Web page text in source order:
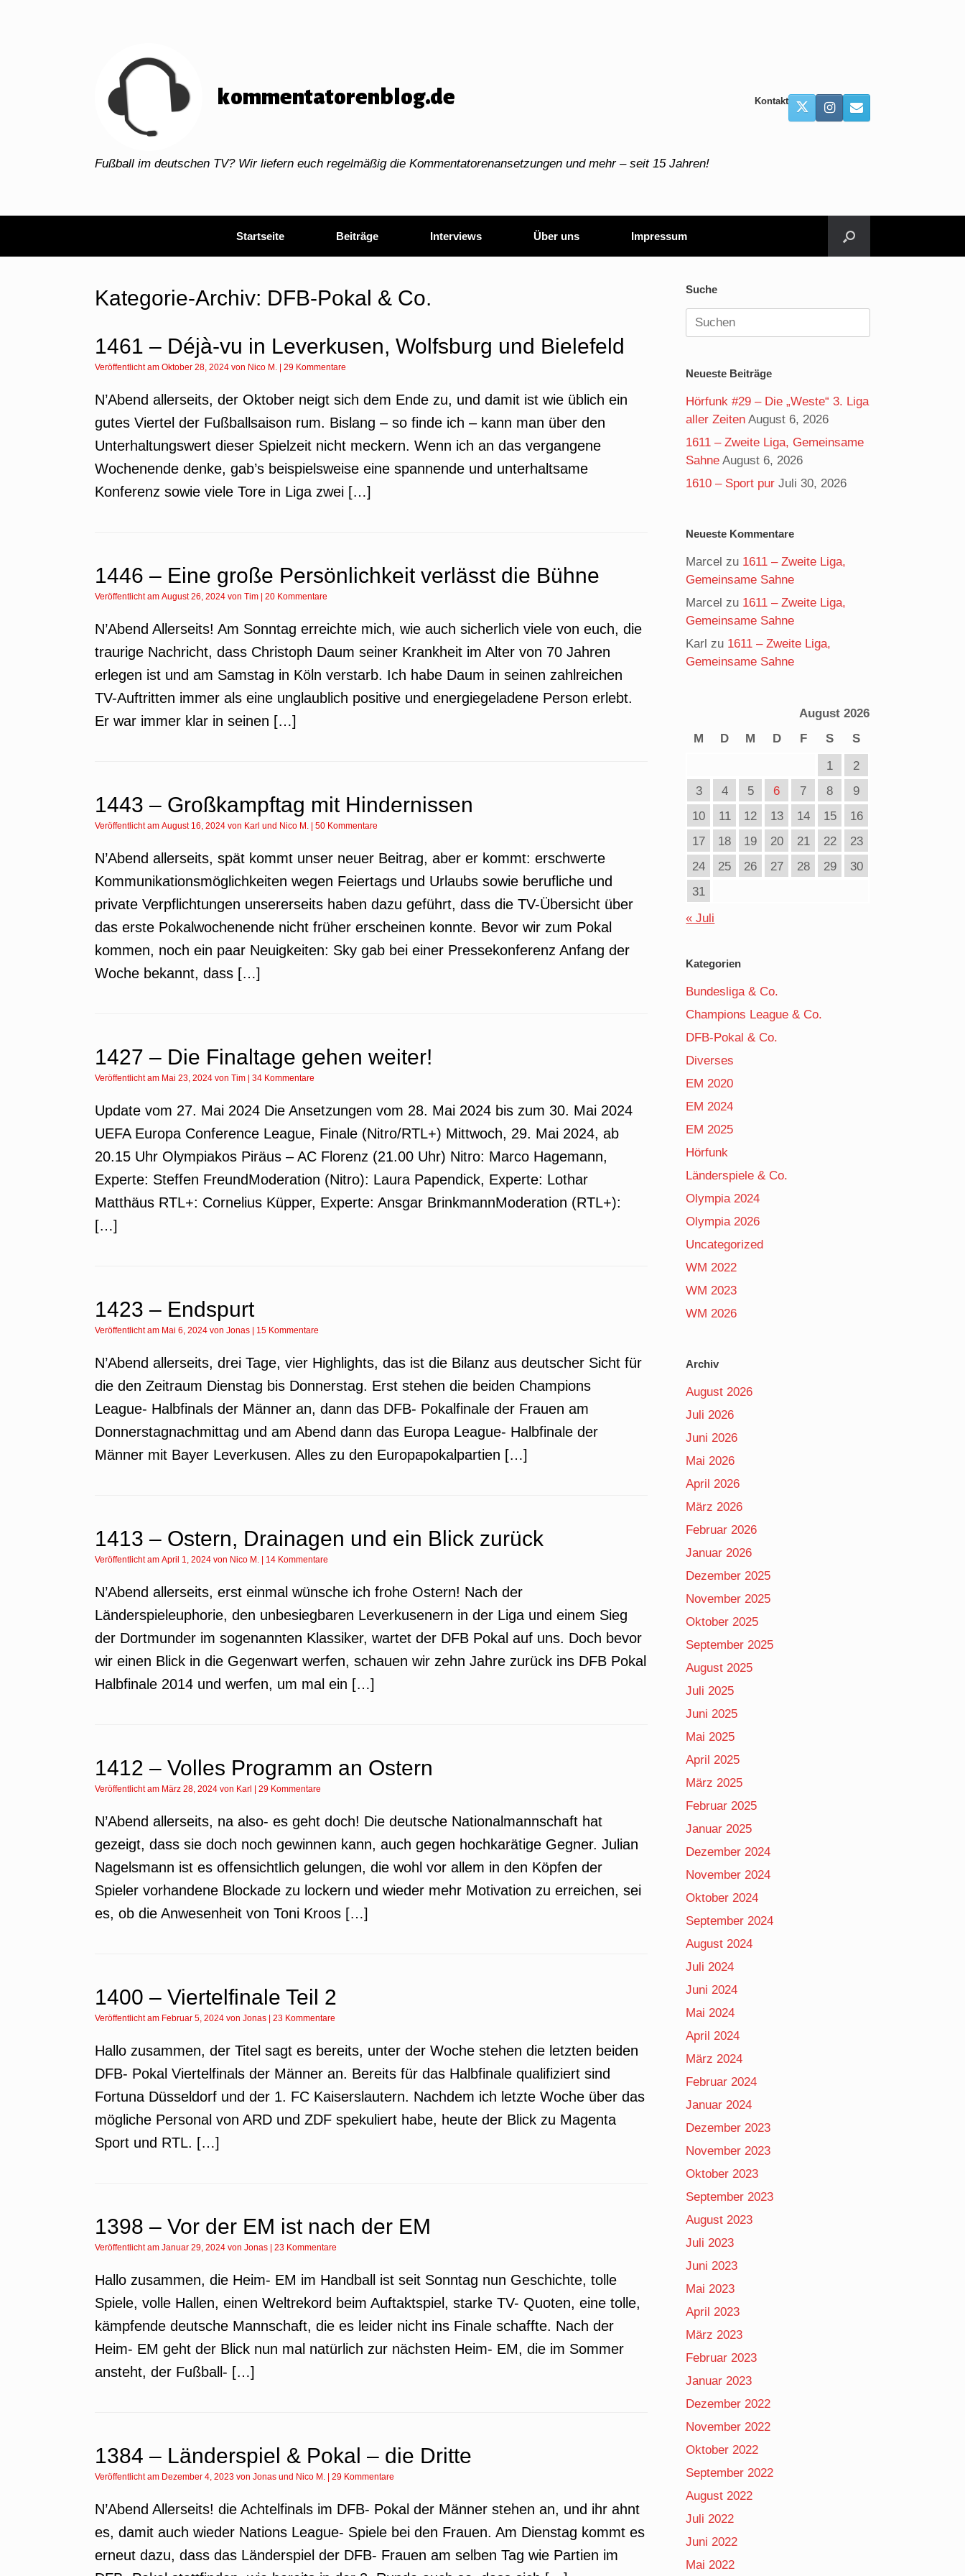
kommentatorenblog.de
Fußball im deutschen TV? Wir liefern euch regelmäßig die Kommentatorenansetzungen und mehr – seit 15 Jahren!
Kontakt
Startseite Beiträge Interviews Über uns Impressum
Kategorie-Archiv: DFB-Pokal & Co.
1461 – Déjà-vu in Leverkusen, Wolfsburg und Bielefeld
Veröffentlicht am Oktober 28, 2024 von Nico M. 29 Kommentare
N’Abend allerseits, der Oktober neigt sich dem Ende zu, und damit ist wie üblich ein
gutes Viertel der Fußballsaison rum. Bislang – so finde ich – kann man über den
Unterhaltungswert dieser Spielzeit nicht meckern. Wenn ich an das vergangene
Wochenende denke, gab’s beispielsweise eine spannende und unterhaltsame
Konferenz sowie viele Tore in Liga zwei […]
1446 – Eine große Persönlichkeit verlässt die Bühne
Veröffentlicht am August 26, 2024 von Tim 20 Kommentare
N’Abend Allerseits! Am Sonntag erreichte mich, wie auch sicherlich viele von euch, die
traurige Nachricht, dass Christoph Daum seiner Krankheit im Alter von 70 Jahren
erlegen ist und am Samstag in Köln verstarb. Ich habe Daum in seinen zahlreichen
TV-Auftritten immer als eine unglaublich positive und energiegeladene Person erlebt.
Er war immer klar in seinen […]
1443 – Großkampftag mit Hindernissen
Veröffentlicht am August 16, 2024 von Karl und Nico M. 50 Kommentare
N’Abend allerseits, spät kommt unser neuer Beitrag, aber er kommt: erschwerte
Kommunikationsmöglichkeiten wegen Feiertags und Urlaubs sowie berufliche und
private Verpflichtungen unsererseits haben dazu geführt, dass die TV-Übersicht über
das erste Pokalwochenende nicht früher erscheinen konnte. Bevor wir zum Pokal
kommen, noch ein paar Neuigkeiten: Sky gab bei einer Pressekonferenz Anfang der
Woche bekannt, dass […]
1427 – Die Finaltage gehen weiter!
Veröffentlicht am Mai 23, 2024 von Tim 34 Kommentare
Update vom 27. Mai 2024 Die Ansetzungen vom 28. Mai 2024 bis zum 30. Mai 2024
UEFA Europa Conference League, Finale (Nitro/RTL+) Mittwoch, 29. Mai 2024, ab
20.15 Uhr Olympiakos Piräus – AC Florenz (21.00 Uhr) Nitro: Marco Hagemann,
Experte: Steffen FreundModeration (Nitro): Laura Papendick, Experte: Lothar
Matthäus RTL+: Cornelius Küpper, Experte: Ansgar BrinkmannModeration (RTL+):
[…]
1423 – Endspurt
Veröffentlicht am Mai 6, 2024 von Jonas 15 Kommentare
N’Abend allerseits, drei Tage, vier Highlights, das ist die Bilanz aus deutscher Sicht für
die den Zeitraum Dienstag bis Donnerstag. Erst stehen die beiden Champions
League- Halbfinals der Männer an, dann das DFB- Pokalfinale der Frauen am
Donnerstagnachmittag und am Abend dann das Europa League- Halbfinale der
Männer mit Bayer Leverkusen. Alles zu den Europapokalpartien […]
1413 – Ostern, Drainagen und ein Blick zurück
Veröffentlicht am April 1, 2024 von Nico M. 14 Kommentare
N’Abend allerseits, erst einmal wünsche ich frohe Ostern! Nach der
Länderspieleuphorie, den unbesiegbaren Leverkusenern in der Liga und einem Sieg
der Dortmunder im sogenannten Klassiker, wartet der DFB Pokal auf uns. Doch bevor
wir einen Blick in die Gegenwart werfen, schauen wir zehn Jahre zurück ins DFB Pokal
Halbfinale 2014 und werfen, um mal ein […]
1412 – Volles Programm an Ostern
Veröffentlicht am März 28, 2024 von Karl 29 Kommentare
N’Abend allerseits, na also- es geht doch! Die deutsche Nationalmannschaft hat
gezeigt, dass sie doch noch gewinnen kann, auch gegen hochkarätige Gegner. Julian
Nagelsmann ist es offensichtlich gelungen, die wohl vor allem in den Köpfen der
Spieler vorhandene Blockade zu lockern und wieder mehr Motivation zu erreichen, sei
es, ob die Anwesenheit von Toni Kroos […]
1400 – Viertelfinale Teil 2
Veröffentlicht am Februar 5, 2024 von Jonas 23 Kommentare
Hallo zusammen, der Titel sagt es bereits, unter der Woche stehen die letzten beiden
DFB- Pokal Viertelfinals der Männer an. Bereits für das Halbfinale qualifiziert sind
Fortuna Düsseldorf und der 1. FC Kaiserslautern. Nachdem ich letzte Woche über das
mögliche Personal von ARD und ZDF spekuliert habe, heute der Blick zu Magenta
Sport und RTL. […]
1398 – Vor der EM ist nach der EM
Veröffentlicht am Januar 29, 2024 von Jonas 23 Kommentare
Hallo zusammen, die Heim- EM im Handball ist seit Sonntag nun Geschichte, tolle
Spiele, volle Hallen, einen Weltrekord beim Auftaktspiel, starke TV- Quoten, eine tolle,
kämpfende deutsche Mannschaft, die es leider nicht ins Finale schaffte. Nach der
Heim- EM geht der Blick nun mal natürlich zur nächsten Heim- EM, die im Sommer
ansteht, der Fußball- […]
1384 – Länderspiel & Pokal – die Dritte
Veröffentlicht am Dezember 4, 2023 von Jonas und Nico M. 29 Kommentare
N’Abend Allerseits! die Achtelfinals im DFB- Pokal der Männer stehen an, und ihr ahnt
es, damit auch wieder Nations League- Spiele bei den Frauen. Am Dienstag kommt es
erneut dazu, dass das Länderspiel der DFB- Frauen am selben Tag wie Partien im
Suche
Suchen
nach:
Neueste Beiträge
Hörfunk #29 – Die „Weste“ 3. Liga
aller Zeiten August 6, 2026
1611 – Zweite Liga, Gemeinsame
Sahne August 6, 2026
1610 – Sport pur Juli 30, 2026
Neueste Kommentare
Marcel zu 1611 – Zweite Liga,
Gemeinsame Sahne
Marcel zu 1611 – Zweite Liga,
Gemeinsame Sahne
Karl zu 1611 – Zweite Liga,
Gemeinsame Sahne
August 2026
M
D M D F S
S
1
2
3
4 5 6 7 8
9
10
11 12 13 14 15
16
17
18 19 20 21 22
23
24
25 26 27 28 29
30
31
« Juli
Kategorien
Bundesliga & Co.
Champions League & Co.
DFB-Pokal & Co.
Diverses
EM 2020
EM 2024
EM 2025
Hörfunk
Länderspiele & Co.
Olympia 2024
Olympia 2026
Uncategorized
WM 2022
WM 2023
WM 2026
Archiv
August 2026
Juli 2026
Juni 2026
Mai 2026
April 2026
März 2026
Februar 2026
Januar 2026
Dezember 2025
November 2025
Oktober 2025
September 2025
August 2025
Juli 2025
Juni 2025
Mai 2025
April 2025
März 2025
Februar 2025
Januar 2025
Dezember 2024
November 2024
Oktober 2024
September 2024
August 2024
Juli 2024
Juni 2024
Mai 2024
April 2024
März 2024
Februar 2024
Januar 2024
Dezember 2023
November 2023
Oktober 2023
September 2023
August 2023
Juli 2023
Juni 2023
Mai 2023
April 2023
März 2023
Februar 2023
Januar 2023
Dezember 2022
November 2022
Oktober 2022
September 2022
August 2022
Juli 2022
Juni 2022
Mai 2022